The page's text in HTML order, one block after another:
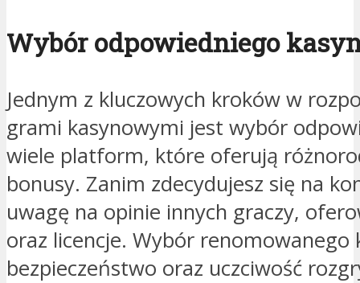
Wybór odpowiedniego
Jednym z kluczowych kroków w
grami kasynowymi jest wybór
wiele platform, które oferują
bonusy. Zanim zdecydujesz się na
uwagę na opinie innych graczy,
oraz licencje. Wybór renomowanego
bezpieczeństwo oraz uczciwość